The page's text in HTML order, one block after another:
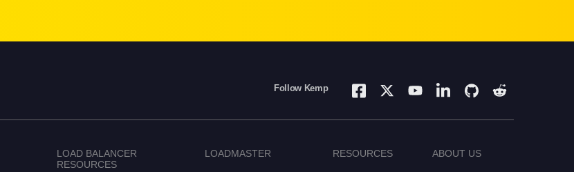
Follow Kemp
LOAD BALANCER
RESOURCES
LOADMASTER RESOURCES ABOUT US